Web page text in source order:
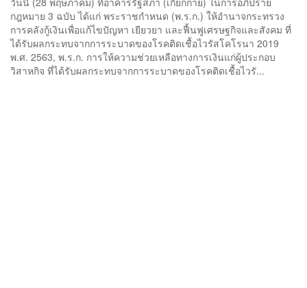
กฎหมาย 3 ฉบับ ได้แก่ พระราชกำหนด (พ.ร.ก.) ให้อำนาจกระทรวง
การคลังกู้เงินเพื่อแก้ไขปัญหา เยียวยา และฟื้นฟูเศรษฐกิจและสังคม ที่
ได้รับผลกระทบจากการระบาดของโรคติดเชื้อไวรัสโคโรนา 2019
พ.ศ. 2563, พ.ร.ก. การให้ความช่วยเหลือทางการเงินแก่ผู้ประกอบ
วิสาหกิจ ที่ได้รับผลกระทบจากการระบาดของโรคติดเชื้อไวรั...